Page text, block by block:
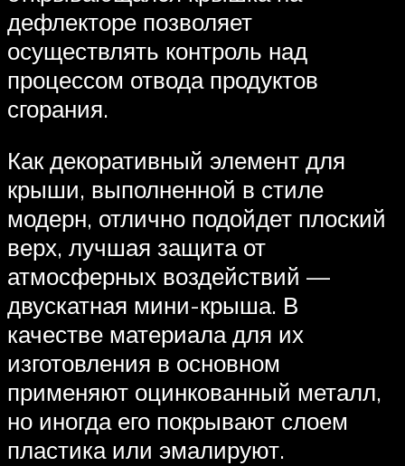
дефлекторе позволяет
осуществлять контроль над
процессом отвода продуктов
сгорания.
Как декоративный элемент для
крыши, выполненной в стиле
модерн, отлично подойдет плоский
верх, лучшая защита от
атмосферных воздействий —
двускатная мини-крыша. В
качестве материала для их
изготовления в основном
применяют оцинкованный металл,
но иногда его покрывают слоем
пластика или эмалируют.